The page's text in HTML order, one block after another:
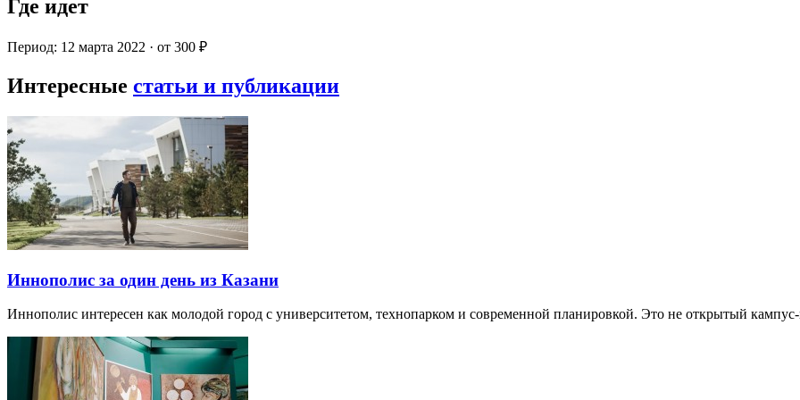
Где идет
Период: 12 марта 2022 · от 300 ₽
Интересные статьи и публикации
Иннополис за один день из Казани
Иннополис интересен как молодой город с университетом, технопарком и современной планировкой. Это не открытый